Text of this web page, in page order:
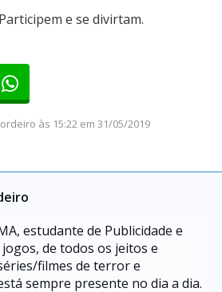
e se divirtam.
às 15:22 em 31/05/2019
estudante de Publicidade e
de todos os jeitos e
filmes de terror e
sempre presente no dia a dia.